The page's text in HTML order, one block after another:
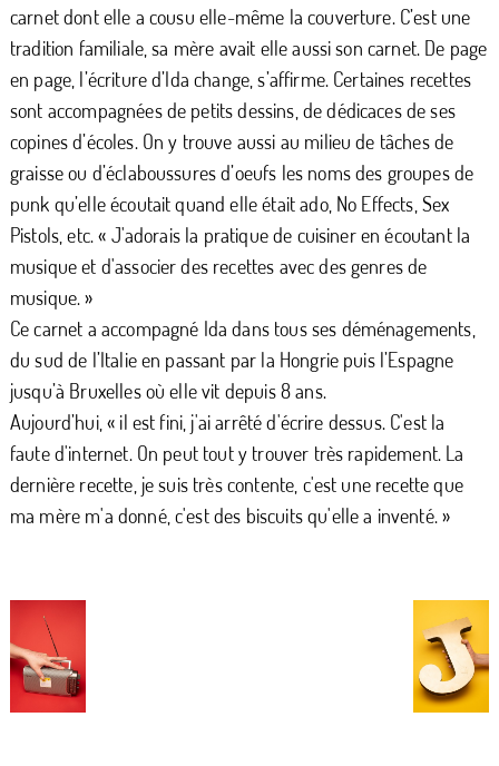
carnet dont elle a cousu elle-même la couverture. C’est une
tradition familiale, sa mère avait elle aussi son carnet. De page
en page, l’écriture d’Ida change, s’affirme. Certaines recettes
sont accompagnées de petits dessins, de dédicaces de ses
copines d’écoles. On y trouve aussi au milieu de tâches de
graisse ou d’éclaboussures d’oeufs les noms des groupes de
punk qu’elle écoutait quand elle était ado, No Effects, Sex
Pistols, etc. « J'adorais la pratique de cuisiner en écoutant la
musique et d'associer des recettes avec des genres de
musique. »
Ce carnet a accompagné Ida dans tous ses déménagements,
du sud de l’Italie en passant par la Hongrie puis l’Espagne
jusqu’à Bruxelles où elle vit depuis 8 ans.
Aujourd’hui, « il est fini, j'ai arrêté d'écrire dessus. C'est la
faute d'internet. On peut tout y trouver très rapidement. La
dernière recette, je suis très contente, c'est une recette que
ma mère m'a donné, c'est des biscuits qu'elle a inventé. »